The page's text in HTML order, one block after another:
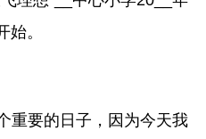
始。
重要的日子，因为今天我